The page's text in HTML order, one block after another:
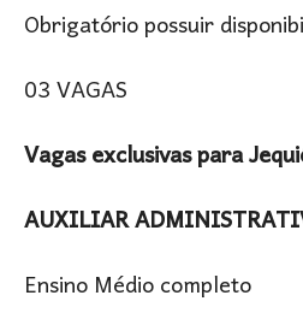
Obrigatório possuir
03 VAGAS
Vagas exclusivas para
AUXILIAR
Ensino Médio completo